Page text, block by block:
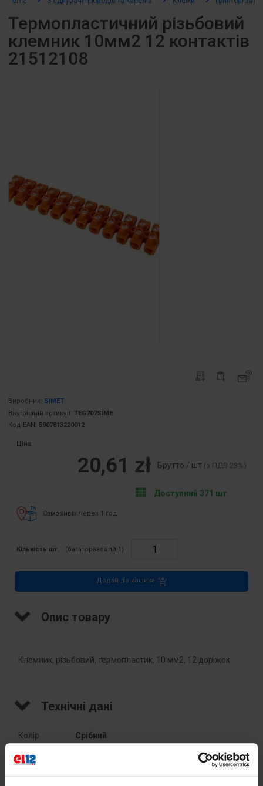
Термопластичний різьбовий
клемник 10мм2 12 контактів
21512108
Виробник: SIMET
Внутрішній артикул: TEG707SIME
Код EAN: 5907813220012
Ціна:
20,61 zł Брутто / шт.(з ПДВ 23%)
Доступний 371 шт.
Самовивіз через 1 год
Кількість шт. (багаторазовий:1 )
Додай до кошика
Опис товару
Клемник, різьбовий, термопластик, 10 мм2, 12 доріжок
Технічні дані
Колір Срібний
Номінальний
струм [A]